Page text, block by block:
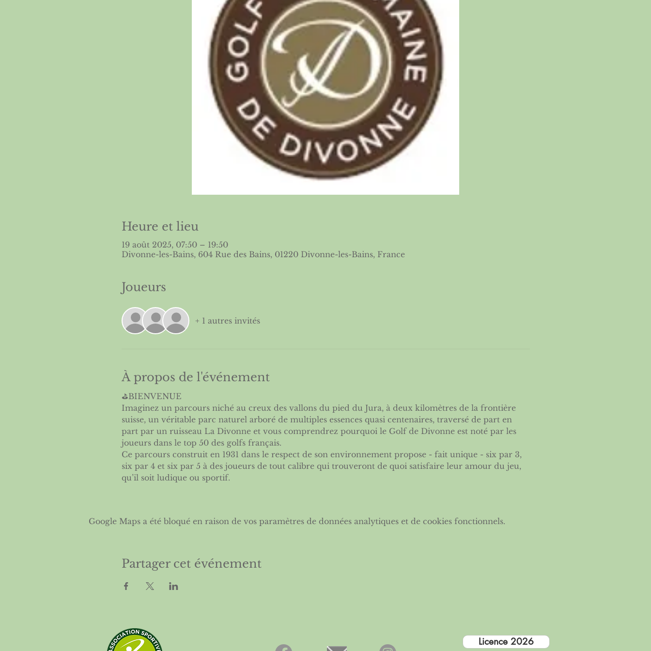
Heure et lieu
19 août 2025, 07:50 – 19:50
Divonne-les-Bains, 604 Rue des Bains, 01220 Divonne-les-Bains, France
Joueurs
+ 1 autres invités
À propos de l'événement
⛳️BIENVENUE
Imaginez un parcours niché au creux des vallons du pied du Jura, à deux kilomètres de la frontière
suisse, un véritable parc naturel arboré de multiples essences quasi centenaires, traversé de part en
part par un ruisseau La Divonne et vous comprendrez pourquoi le Golf de Divonne est noté par les
joueurs dans le top 50 des golfs français.
Ce parcours construit en 1931 dans le respect de son environnement propose - fait unique - six par 3,
six par 4 et six par 5 à des joueurs de tout calibre qui trouveront de quoi satisfaire leur amour du jeu,
qu’il soit ludique ou sportif.
Google Maps a été bloqué en raison de vos paramètres de données analytiques et de cookies fonctionnels.
Partager cet événement
Licence 2026